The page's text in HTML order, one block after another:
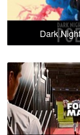
Dark